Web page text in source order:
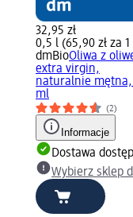
32,95 zł
0,5 l (65,90 zł za 1
dmBioOliwa z
extra virgin,
naturalnie mętna,
ml
(2)
Informacje
Dostawa
Wybierz sklep